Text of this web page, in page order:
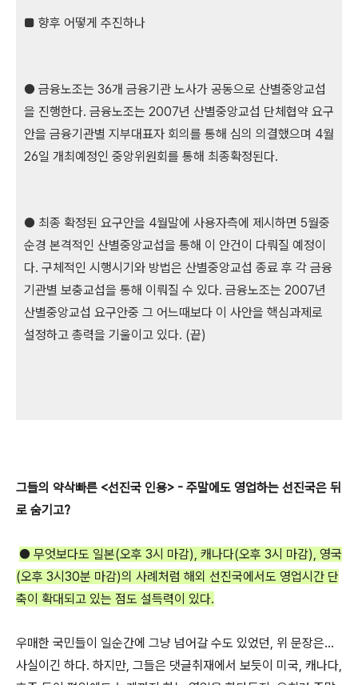
■ 향후 어떻게 추진하나
● 금융노조는 36개 금융기관 노사가 공동으로 산별중앙교섭
을 진행한다. 금융노조는 2007년 산별중앙교섭 단체협약 요구
안을 금융기관별 지부대표자 회의를 통해 심의 의결했으며 4월
26일 개최예정인 중앙위원회를 통해 최종확정된다.
● 최종 확정된 요구안을 4월말에 사용자측에 제시하면 5월중
순경 본격적인 산별중앙교섭을 통해 이 안건이 다뤄질 예정이
다. 구체적인 시행시기와 방법은 산별중앙교섭 종료 후 각 금융
기관별 보충교섭을 통해 이뤄질 수 있다. 금융노조는 2007년
산별중앙교섭 요구안중 그 어느때보다 이 사안을 핵심과제로
설정하고 총력을 기울이고 있다. (끝)
그들의 약삭빠른 <선진국 인용> - 주말에도 영업하는 선진국은 뒤
로 숨기고?
● 무엇보다도 일본(오후 3시 마감), 캐나다(오후 3시 마감), 영국
(오후 3시30분 마감)의 사례처럼 해외 선진국에서도 영업시간 단
축이 확대되고 있는 점도 설득력이 있다.
우매한 국민들이 일순간에 그냥 넘어갈 수도 있었던, 위 문장은...
사실이긴 하다. 하지만, 그들은 댓글취재에서 보듯이 미국, 캐나다,